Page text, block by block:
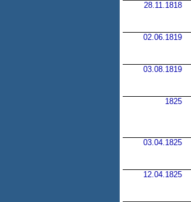
28.11.1818
02.06.1819
03.08.1819
1825
03.04.1825
12.04.1825